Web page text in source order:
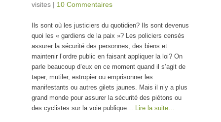
visites | 10 Commentaires
Ils sont où les justiciers du quotidien? Ils sont devenus
quoi les « gardiens de la paix »? Les policiers censés
assurer la sécurité des personnes, des biens et
maintenir l’ordre public en faisant appliquer la loi? On
parle beaucoup d’eux en ce moment quand il s’agit de
taper, mutiler, estropier ou emprisonner les
manifestants ou autres gilets jaunes. Mais il n’y a plus
grand monde pour assurer la sécurité des piétons ou
des cyclistes sur la voie publique… Lire la suite…